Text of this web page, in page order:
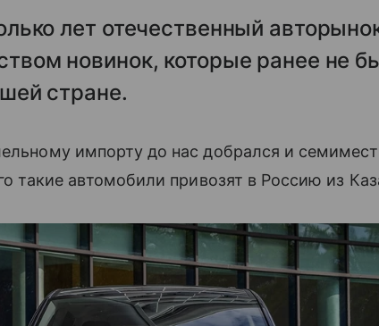
лет отечественный
новинок, которые ранее не
стране.
импорту до нас добрался и
такие автомобили привозят в Россию из